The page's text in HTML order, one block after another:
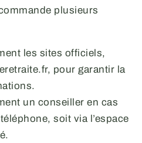
plusieurs
les sites officiels,
pour garantir la
un conseiller en cas
soit via l’espace